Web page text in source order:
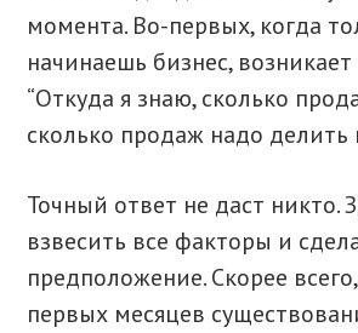
момента. Во-первых, когда
начинаешь бизнес,
“Откуда я знаю, сколько
сколько продаж надо делить
Точный ответ не даст никто.
взвесить все факторы и
предположение. Скорее
первых месяцев